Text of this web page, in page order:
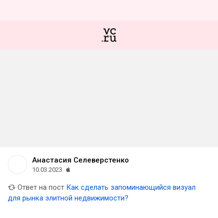
Анастасия Селеверстенко
10.03.2023
Ответ на пост Как сделать запоминающийся визуал
для рынка элитной недвижимости?